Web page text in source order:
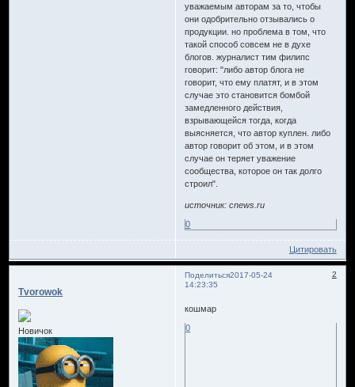
уважаемым авторам за то, чтобы
они одобрительно отзывались о
продукции. но проблема в том, что
такой способ совсем не в духе
блогов. журналист тим филипс
говорит: "либо автор блога не
говорит, что ему платят, и в этом
случае это становится бомбой
замедленного действия,
взрывающейся тогда, когда
выясняется, что автор куплен. либо
автор говорит об этом, и в этом
случае он теряет уважение
сообщества, которое он так долго
строил".
источник: cnews.ru
0
Цитировать
Поделиться 2
2017-05-24
14:23:35
Tvorowok
Новичок
кошмар
0